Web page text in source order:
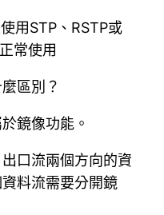
用STP、RSTP或
常使用
區別？
鏡像功能。
口流兩個方向的資
料流需要分開鏡